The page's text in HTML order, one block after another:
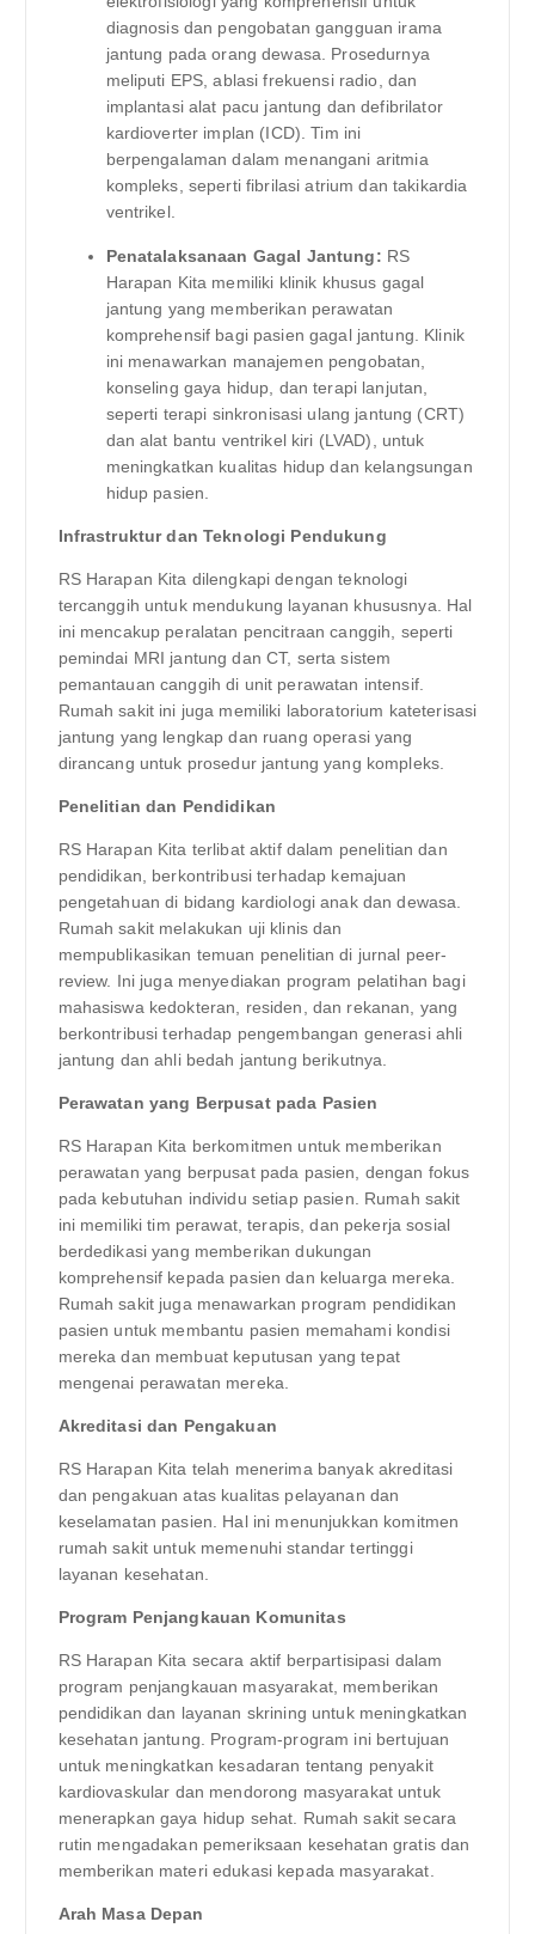
diagnosis dan pengobatan gangguan irama
jantung pada orang dewasa. Prosedurnya
meliputi EPS, ablasi frekuensi radio, dan
implantasi alat pacu jantung dan defibrilator
kardioverter implan (ICD). Tim ini
berpengalaman dalam menangani aritmia
kompleks, seperti fibrilasi atrium dan takikardia
ventrikel.
Penatalaksanaan Gagal Jantung: RS
Harapan Kita memiliki klinik khusus gagal
jantung yang memberikan perawatan
komprehensif bagi pasien gagal jantung. Klinik
ini menawarkan manajemen pengobatan,
konseling gaya hidup, dan terapi lanjutan,
seperti terapi sinkronisasi ulang jantung (CRT)
dan alat bantu ventrikel kiri (LVAD), untuk
meningkatkan kualitas hidup dan kelangsungan
hidup pasien.
Infrastruktur dan Teknologi Pendukung
RS Harapan Kita dilengkapi dengan teknologi
tercanggih untuk mendukung layanan khususnya. Hal
ini mencakup peralatan pencitraan canggih, seperti
pemindai MRI jantung dan CT, serta sistem
pemantauan canggih di unit perawatan intensif.
Rumah sakit ini juga memiliki laboratorium kateterisasi
jantung yang lengkap dan ruang operasi yang
dirancang untuk prosedur jantung yang kompleks.
Penelitian dan Pendidikan
RS Harapan Kita terlibat aktif dalam penelitian dan
pendidikan, berkontribusi terhadap kemajuan
pengetahuan di bidang kardiologi anak dan dewasa.
Rumah sakit melakukan uji klinis dan
mempublikasikan temuan penelitian di jurnal peer-
review. Ini juga menyediakan program pelatihan bagi
mahasiswa kedokteran, residen, dan rekanan, yang
berkontribusi terhadap pengembangan generasi ahli
jantung dan ahli bedah jantung berikutnya.
Perawatan yang Berpusat pada Pasien
RS Harapan Kita berkomitmen untuk memberikan
perawatan yang berpusat pada pasien, dengan fokus
pada kebutuhan individu setiap pasien. Rumah sakit
ini memiliki tim perawat, terapis, dan pekerja sosial
berdedikasi yang memberikan dukungan
komprehensif kepada pasien dan keluarga mereka.
Rumah sakit juga menawarkan program pendidikan
pasien untuk membantu pasien memahami kondisi
mereka dan membuat keputusan yang tepat
mengenai perawatan mereka.
Akreditasi dan Pengakuan
RS Harapan Kita telah menerima banyak akreditasi
dan pengakuan atas kualitas pelayanan dan
keselamatan pasien. Hal ini menunjukkan komitmen
rumah sakit untuk memenuhi standar tertinggi
layanan kesehatan.
Program Penjangkauan Komunitas
RS Harapan Kita secara aktif berpartisipasi dalam
program penjangkauan masyarakat, memberikan
pendidikan dan layanan skrining untuk meningkatkan
kesehatan jantung. Program-program ini bertujuan
untuk meningkatkan kesadaran tentang penyakit
kardiovaskular dan mendorong masyarakat untuk
menerapkan gaya hidup sehat. Rumah sakit secara
rutin mengadakan pemeriksaan kesehatan gratis dan
memberikan materi edukasi kepada masyarakat.
Arah Masa Depan